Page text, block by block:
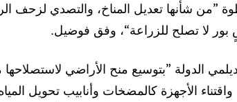
”من شأنها تعديل المناخ، والتصدي لزحف
بور لا تصلح للزراعة“، وفق فوضيل.
الدولة ”بتوسيع منح الأراضي
واقتناء الأجهزة كالمضخات وأنابيب تحويل